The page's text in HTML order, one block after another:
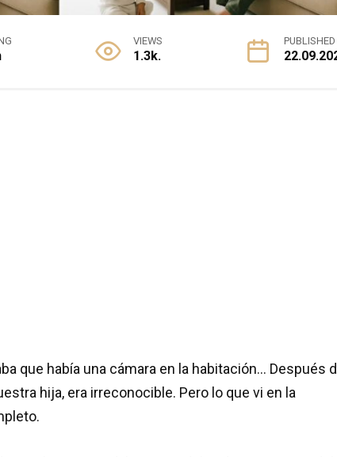
VIEWS
1.3k.
que había una cámara en la habitación… Después
hija, era irreconocible. Pero lo que vi en la